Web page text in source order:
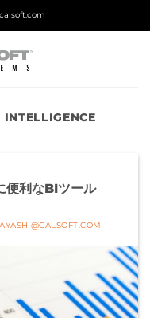
INTELLIGENCE
利なBIツール